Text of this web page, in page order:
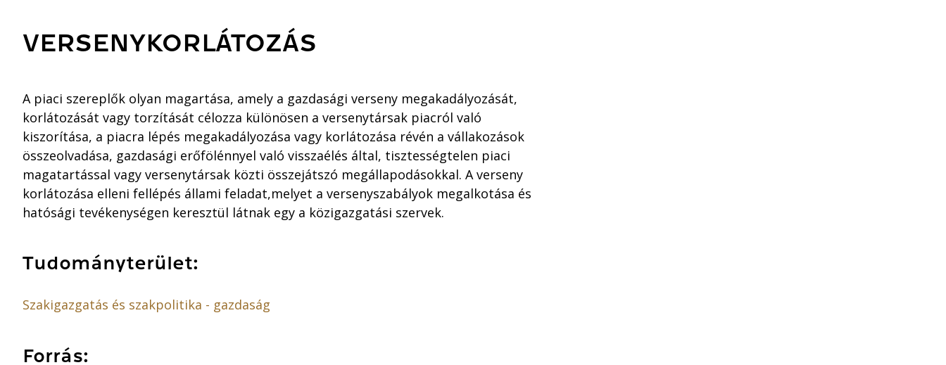
VERSENYKORLÁTOZÁS
A piaci szereplők olyan magartása, amely a gazdasági verseny megakadályozását,
korlátozását vagy torzítását célozza különösen a versenytársak piacról való
kiszorítása, a piacra lépés megakadályozása vagy korlátozása révén a vállakozások
összeolvadása, gazdasági erőfölénnyel való visszaélés által, tisztességtelen piaci
magatartással vagy versenytársak közti összejátszó megállapodásokkal. A verseny
korlátozása elleni fellépés állami feladat,melyet a versenyszabályok megalkotása és
hatósági tevékenységen keresztül látnak egy a közigazgatási szervek.
Tudományterület:
Szakigazgatás és szakpolitika - gazdaság
Forrás: